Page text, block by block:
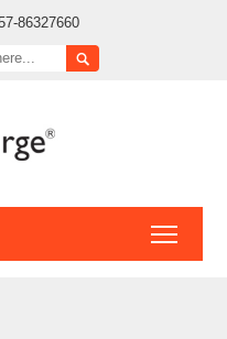
86327660
